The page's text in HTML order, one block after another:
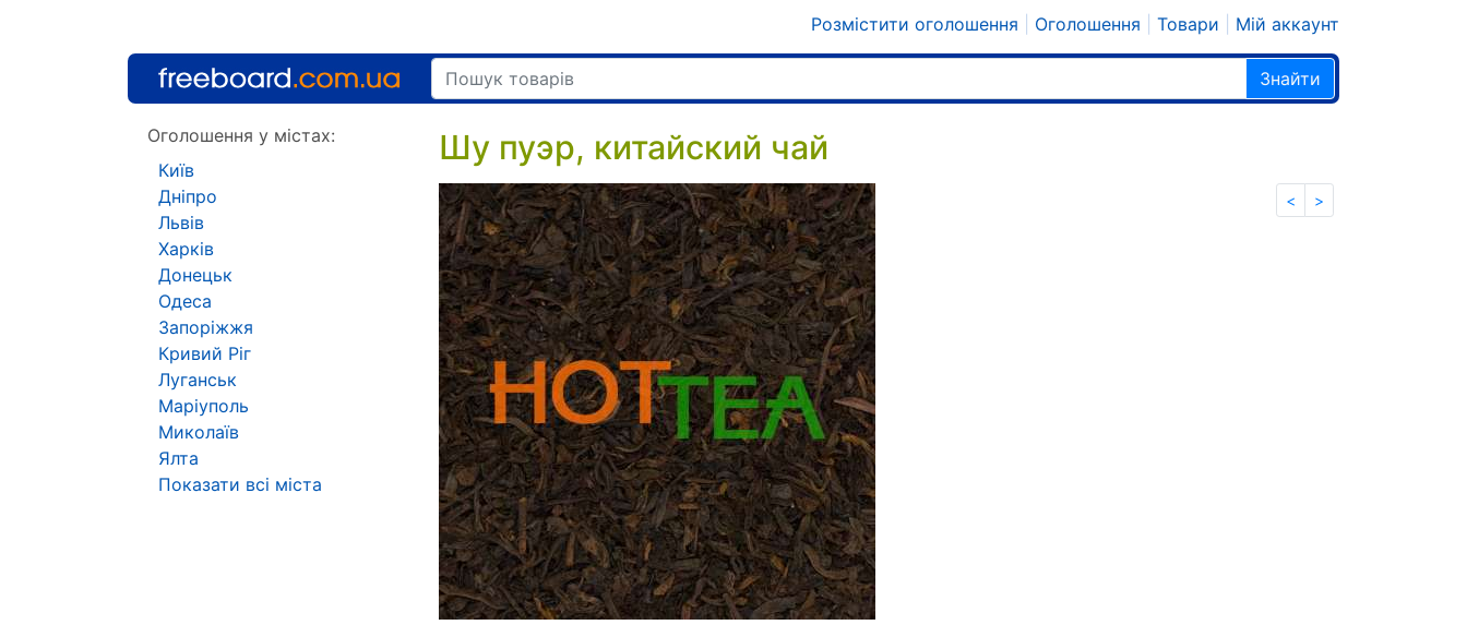
Розмістити оголошення Оголошення Товари Мій аккаунт
Знайти
Шу пуэр, китайский чай
< >
Оголошення у містах:
Київ
Дніпро
Львів
Харків
Донецьк
Одеса
Запоріжжя
Кривий Ріг
Луганськ
Маріуполь
Миколаїв
Ялта
Показати всі міста